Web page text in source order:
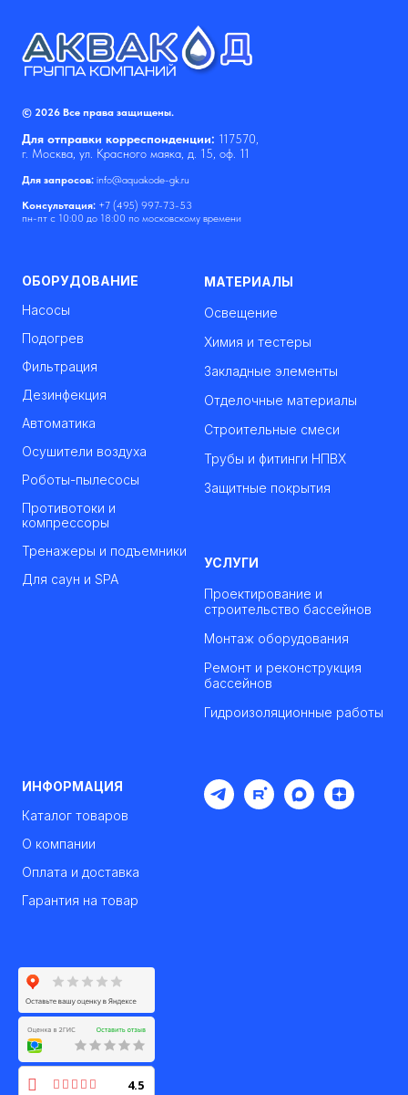
© 2026 Все права защищены.
Для отправки корреспонденции: 117570,
г. Москва, ул. Красного маяка, д. 15, оф. 11
Для запросов: info@aquakode-gk.ru
Консультация: +7 (495) 997-73-53
пн-пт с 10:00 до 18:00 по московскому времени
ОБОРУДОВАНИЕ
Насосы
Подогрев
Фильтрация
Дезинфекция
Автоматика
Осушители воздуха
Роботы-пылесосы
Противотоки и
компрессоры
Тренажеры и подъемники
Для саун и SPA
МАТЕРИАЛЫ
Освещение
Химия и тестеры
Закладные элементы
Отделочные материалы
Строительные смеси
Трубы и фитинги НПВХ
Защитные покрытия
УСЛУГИ
Проектирование и
строительство бассейнов
Монтаж оборудования
Ремонт и реконструкция
бассейнов
Гидроизоляционные работы
ИНФОРМАЦИЯ
Каталог товаров
О компании
Оплата и доставка
Гарантия на товар
4.5